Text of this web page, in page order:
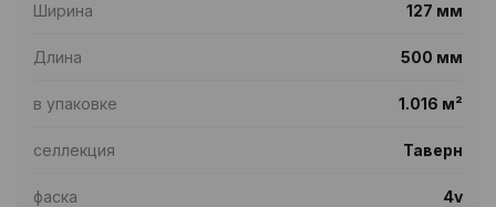
Ширина 127 мм
Длина 500 мм
в упаковке 1.016 м²
селлекция Таверн
фаска 4v